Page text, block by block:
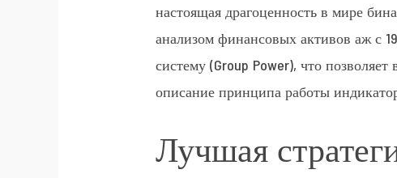
настоящая драгоценность в мире
анализом финансовых активов аж с
систему (Group Power), что
описание принципа работы
Лучшая